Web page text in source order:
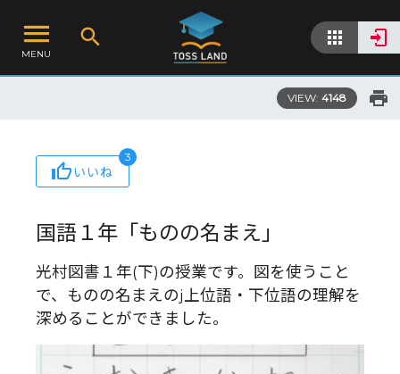
MENU
VIEW: 4148
いいね
3
国語１年「ものの名まえ」
光村図書１年(下)の授業です。図を使うこと
で、ものの名まえのj上位語・下位語の理解を
深めることができました。